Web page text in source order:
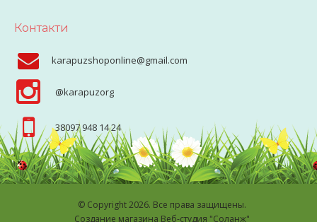
Контакти
karapuzshoponline@gmail.com
@karapuzorg
38097 948 14 24
© Copyright 2026. Все права защищены.
Создание магазина Веб-студия "Соланж"